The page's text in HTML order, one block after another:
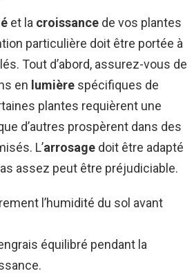
et la croissance de vos plantes
particulière doit être portée à
Tout d’abord, assurez-vous de
en lumière spécifiques de
plantes requièrent une
d’autres prospèrent dans des
L’arrosage doit être adapté
assez peut être préjudiciable.
l’humidité du sol avant
équilibré pendant la